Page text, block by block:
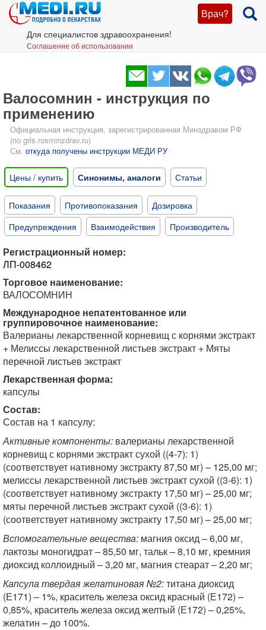
Врач?
Для специалистов здравоохранения!
Соглашение об использовании
Валосомнин - инструкция по
применению
Официальная инструкция, зарегистрированная Минздравом РФ
(по grls.rosminzdrav.ru)
См. откуда получены инструкции МЕДИ РУ
Цены / купить Синонимы, аналоги Статьи
Показания Противопоказания
Дозировка
Предупреждения
Взаимодействия Производитель
Регистрационный номер:
ЛП-008462
Торговое наименование:
ВАЛОСОМНИН
Международное непатентованное или
группировочное наименование:
Валерианы лекарственной корневищ с корнями экстракт
+ Мелиссы лекарственной листьев экстракт + Мяты
перечной листьев экстракт
Лекарственная форма:
капсулы
Состав:
Состав на 1 капсулу:
Активные компоненты: валерианы лекарственной
корневищ с корнями экстракт сухой ((4-7): 1)
(соответствует нативному экстракту 87,50 мг) – 125,00 мг;
мелиссы лекарственной листьев экстракт сухой ((3-6): 1)
(соответствует нативному экстракту 17,50 мг) – 25,00 мг;
мяты перечной листьев экстракт сухой ((3-6): 1)
(соответствует нативному экстракту 17,50 мг) – 25,00 мг;
Вспомогательные вещества: магния оксид – 6,00 мг,
лактозы моногидрат – 85,50 мг, тальк – 8,10 мг, кремния
диоксид коллоидный – 3,20 мг, магния стеарат – 2,20 мг;
Капсула твердая желатиновая №2:титана диоксид
(Е171) – 1%, краситель железа оксид красный (Е172) –
0,85%, краситель железа оксид желтый (Е172) – 0,25%,
желатин – до 100%.